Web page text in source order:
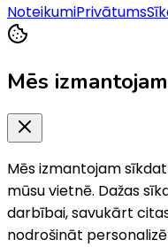
NoteikumiPrivātums
Mēs
Mēs izmantojam
mūsu vietnē. Dažas
darbībai, savukārt
nodrošināt